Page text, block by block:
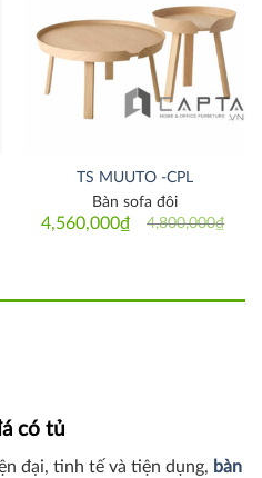
Thích
TS MUUTO -CPL
4,800,000₫
Original
4,560,000₫
Current
Bàn sofa đôi
có tủ
đại, tinh tế và tiện dụng, bàn